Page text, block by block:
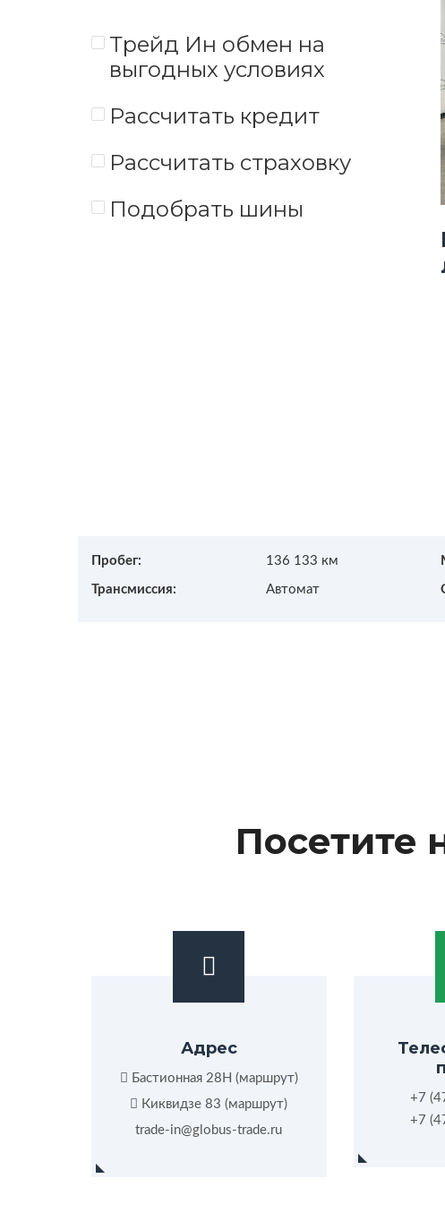
Трейд Ин обмен на
выгодных условиях
Рассчитать кредит
Рассчитать страховку
Подобрать шины
Пробег: 136 133 км
Трансмиссия: Автомат
Посетите
Адрес
Бастионная 28Н (маршрут)
Киквидзе 83 (маршрут)
trade-in@globus-trade.ru
+7
+7